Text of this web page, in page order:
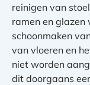
reinigen van
ramen en
schoonmaken
van vloeren en
niet worden
dit doorgaans